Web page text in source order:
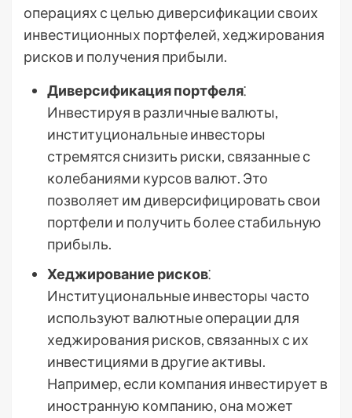
операциях с целью диверсификации своих
инвестиционных портфелей, хеджирования
рисков и получения прибыли.
Диверсификация портфеля⁚
Инвестируя в различные валюты,
институциональные инвесторы
стремятся снизить риски, связанные с
колебаниями курсов валют. Это
позволяет им диверсифицировать свои
портфели и получить более стабильную
прибыль.
Хеджирование рисков⁚
Институциональные инвесторы часто
используют валютные операции для
хеджирования рисков, связанных с их
инвестициями в другие активы.
Например, если компания инвестирует в
иностранную компанию, она может